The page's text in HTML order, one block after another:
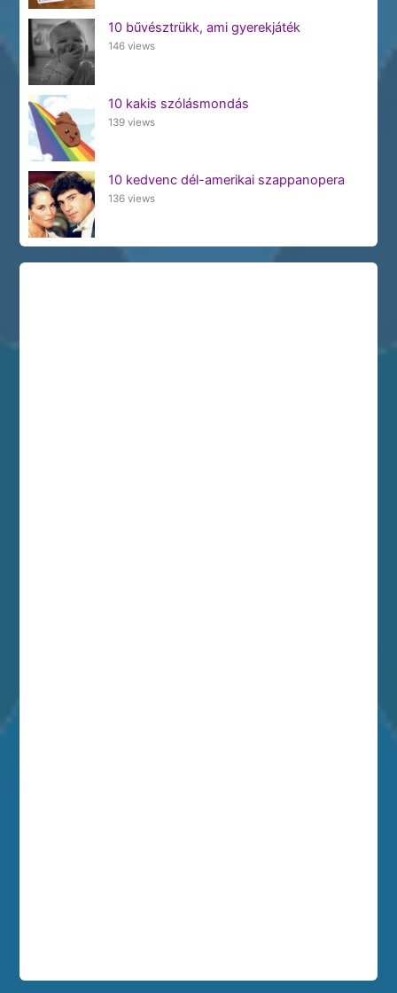
10 bűvésztrükk, ami gyerekjáték
146 views
10 kakis szólásmondás
139 views
10 kedvenc dél-amerikai szappanopera
136 views